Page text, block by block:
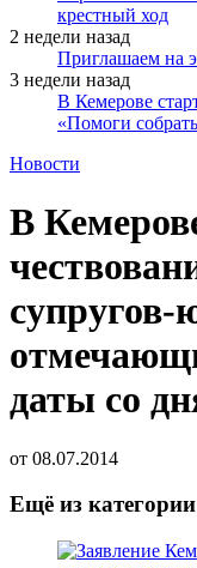
крестный ход
2 недели назад
Приглашаем на
3 недели назад
В Кемерове
«Помоги
Новости
В
супругов-
даты со
от 08.07.2014
Ещё из